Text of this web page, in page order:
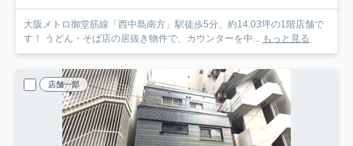
大阪メトロ御堂筋線「西中島南方」駅徒歩5分、約14.03坪の1階店舗で
す！ うどん・そば店の居抜き物件で、カウンターを中... もっと見る
店舗一部